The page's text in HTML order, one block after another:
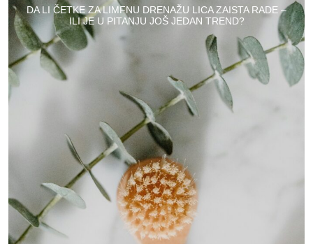
DA LI ČETKE ZA LIMFNU DRENAŽU LICA ZAISTA RADE –
ILI JE U PITANJU JOŠ JEDAN TREND?